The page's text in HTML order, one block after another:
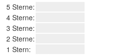
5 Sterne:
4 Sterne:
3 Sterne:
2 Sterne:
1 Stern: